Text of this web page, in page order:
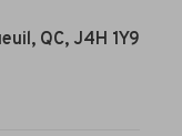
QC, J4H 1Y9